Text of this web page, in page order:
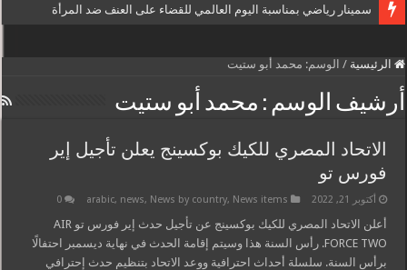
سمينار رياضي بمناسبة اليوم العالمي للقضاء على العنف ضد المرأة
الرئيسية / الوسم: محمد أبو ستيت
أرشيف الوسم : محمد أبو ستيت
الاتحاد المصري للكيك بوكسينج يعلن تأجيل إير
فورس تو
أكتوبر 21, 2022 arabic, news, News by country, News items
0
أعلن الاتحاد المصري للكيك بوكسينج عن تأجيل حدث إير فورس تو AIR
FORCE TWO. رأس السنة هذا وسيتم إقامة الحدث في نهاية ديسمبر احتفالًا
برأس السنة. سلسلة أحداث احترافية ووعد الاتحاد بتنظيم حدث إحترافي